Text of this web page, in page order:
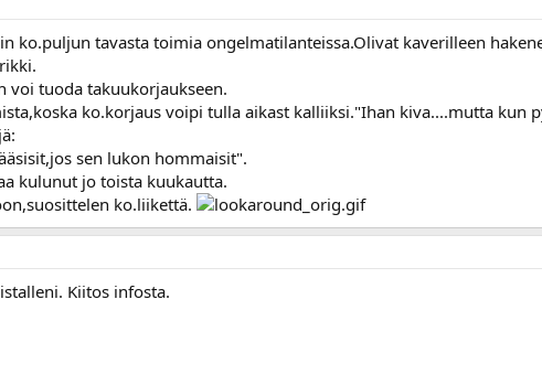
ko.puljun tavasta toimia ongelmatilanteissa.Olivat kaverilleen
voi tuoda takuukorjaukseen.
ko.korjaus voipi tulla aikast kalliiksi."Ihan kiva....mutta kun
sen lukon hommaisit".
kulunut jo toista kuukautta.
ko.liikettä.
Kiitos infosta.